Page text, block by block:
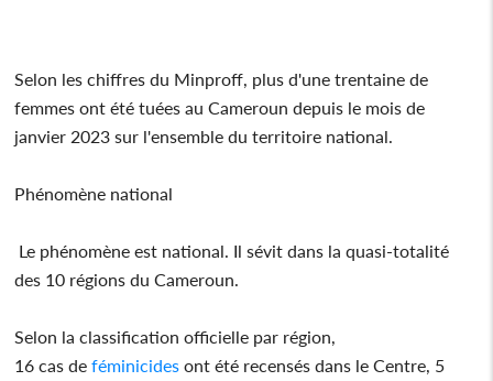
Selon les chiffres du Minproff, plus d'une trentaine de
femmes ont été tuées au Cameroun depuis le mois de
janvier 2023 sur l'ensemble du territoire national.
Phénomène national
Le phénomène est national. Il sévit dans la quasi-totalité
des 10 régions du Cameroun.
Selon la classification officielle par région,
16 cas deféminicides ont été recensés dans le Centre, 5